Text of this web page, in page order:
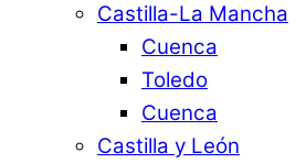
Castilla-La Mancha
Cuenca
Toledo
Cuenca
Castilla y León